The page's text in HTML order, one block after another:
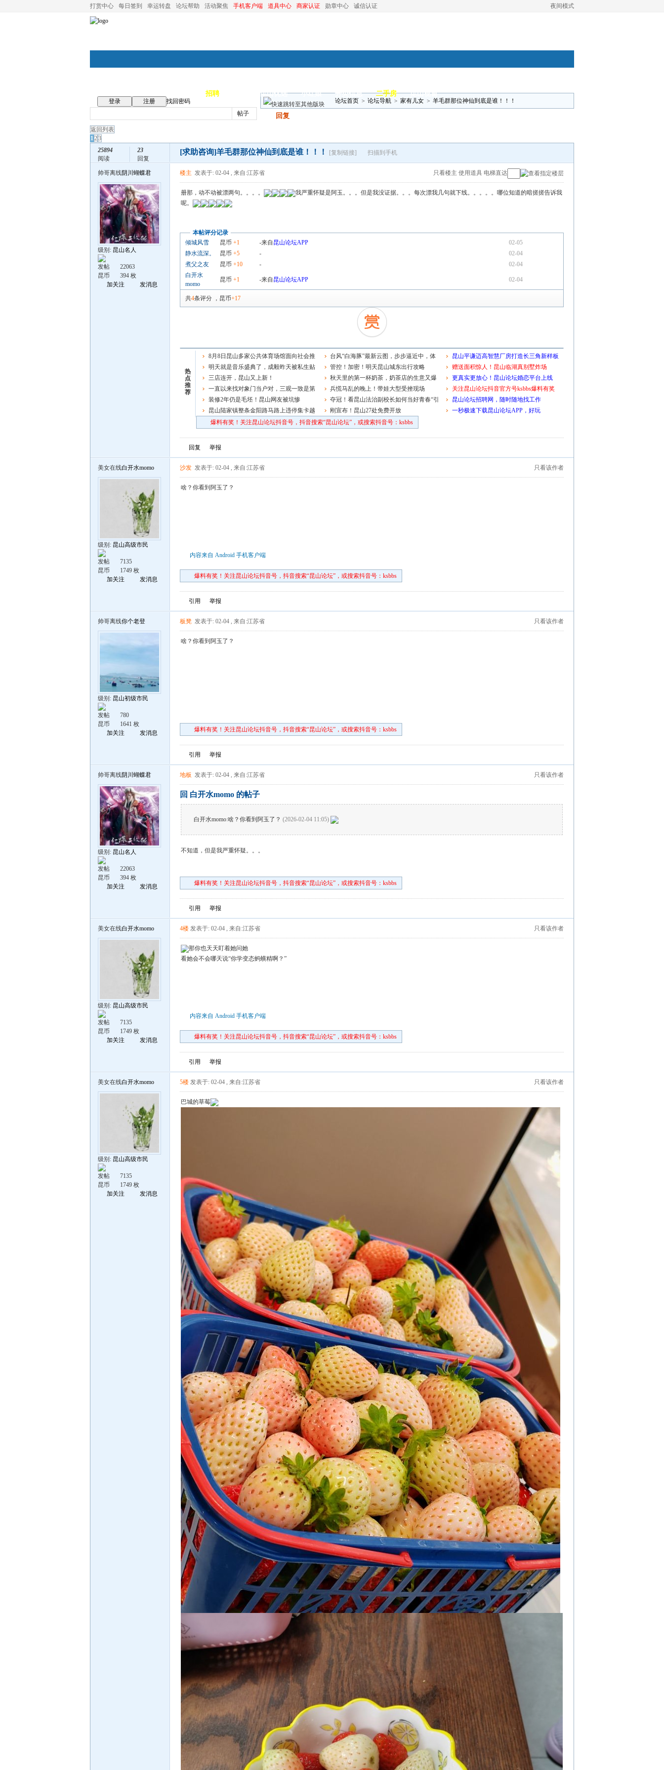
夜间模式
打赏中心 每日签到 幸运转盘 论坛帮助 活动聚焦 手机客户端 道具中心 商家认证 勋章中心 诚信认证
招聘 昆山优选 小红娘 分类信息 二手房 昆山视窗
登录 注册
找回密码
帖子
论坛首页 > 论坛导航 > 家有儿女 > 羊毛群那位神仙到底是谁！！！
回复
返回列表
123
25894
阅读
23
回复
[求助咨询]羊毛群那位神仙到底是谁！！！ [复制链接] 扫描到手机
帅哥离线阴川蝴蝶君
级别: 昆山名人
发帖
22063
昆币
394 枚
加关注
发消息
只看楼主 使用道具 电梯直达
楼主 发表于: 02-04 , 来自:江苏省
册那，动不动被漂两句。。。。
我严重怀疑是阿玉。。。但是我没证据。。。每次漂我几句就下线。。。。。哪位知道的暗搓搓告诉我
呢。
本帖评分记录
倾城风雪
昆币 +1 -来自 昆山论坛APP
02-05
静水流深。
昆币 +5 -
02-04
煮父之友
昆币 +10 -
02-04
白开水
momo
昆币 +1 -来自 昆山论坛APP 02-04
共4条评分 ， 昆币+17
热
点
推
荐
8月8日昆山多家公共体育场馆面向社会推
出免费开放服务
明天就是音乐盛典了，成毅昨天被私生贴
车了，大家一定要理智追星啊！
三店连开，昆山又上新！
一直以来找对象门当户对，三观一致是第
一重要！
装修2年仍是毛坯！昆山网友被坑惨
昆山陆家镇整条金阳路马路上违停集卡越
来越多
台风“白海豚”最新云图，步步逼近中，体
型庞大，结构扎实，大家要注意防范
管控！加密！明天昆山城东出行攻略
秋天里的第一杯奶茶，奶茶店的生意又爆
了 兵慌马乱的晚上！带娃大型受挫现场
夺冠！看昆山法治副校长如何当好青春“引
路人”刚宣布！昆山27处免费开放
昆山平谦迈高智慧厂房打造长三角新样板
赠送面积惊人！昆山临湖真别墅炸场
更真实更放心！昆山论坛婚恋平台上线
关注昆山论坛抖音官方号ksbbs爆料有奖
昆山论坛招聘网，随时随地找工作
一秒极速下载昆山论坛APP，好玩
爆料有奖！关注昆山论坛抖音号，抖音搜索“昆山论坛”，或搜索抖音号：ksbbs
回复 举报
美女在线白开水momo
级别: 昆山高级市民
发帖
7135
昆币
1749 枚
加关注
发消息
只看该作者
沙发 发表于: 02-04 , 来自:江苏省
啥？你看到阿玉了？
内容来自 Android 手机客户端
爆料有奖！关注昆山论坛抖音号，抖音搜索“昆山论坛”，或搜索抖音号：ksbbs
引用 举报
帅哥离线你个老登
级别: 昆山初级市民
发帖
780
昆币
1641 枚
加关注
发消息
只看该作者
板凳 发表于: 02-04 , 来自:江苏省
啥？你看到阿玉了？
爆料有奖！关注昆山论坛抖音号，抖音搜索“昆山论坛”，或搜索抖音号：ksbbs
引用 举报
帅哥离线阴川蝴蝶君
级别: 昆山名人
发帖
22063
昆币
394 枚
加关注
发消息
只看该作者
地板 发表于: 02-04 , 来自:江苏省
回 白开水momo 的帖子
白开水momo:啥？你看到阿玉了？ (2026-02-04 11:05)
不知道，但是我严重怀疑。。。
爆料有奖！关注昆山论坛抖音号，抖音搜索“昆山论坛”，或搜索抖音号：ksbbs
引用 举报
美女在线白开水momo
级别: 昆山高级市民
发帖
7135
昆币
1749 枚
加关注
发消息
只看该作者
4楼 发表于: 02-04 , 来自:江苏省
那你也天天盯着她问她
看她会不会哪天说“你学变态蚂蟥精啊？”
内容来自 Android 手机客户端
爆料有奖！关注昆山论坛抖音号，抖音搜索“昆山论坛”，或搜索抖音号：ksbbs
引用 举报
美女在线白开水momo
级别: 昆山高级市民
发帖
7135
昆币
1749 枚
加关注
发消息
只看该作者
5楼 发表于: 02-04 , 来自:江苏省
巴城的草莓